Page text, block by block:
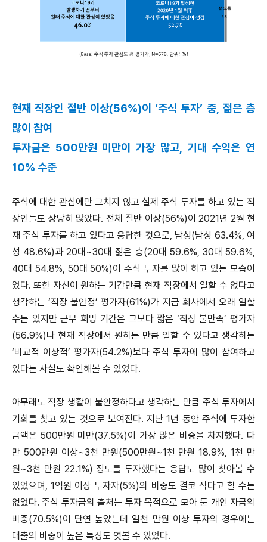
현재 직장인 절반 이상(56%)이 ‘주식 투자’ 중, 젊은 층
많이 참여
투자금은 500만원 미만이 가장 많고, 기대 수익은 연
10% 수준
주식에 대한 관심에만 그치지 않고 실제 주식 투자를 하고 있는 직
장인들도 상당히 많았다. 전체 절반 이상(56%)이 2021년 2월 현
재 주식 투자를 하고 있다고 응답한 것으로, 남성(남성 63.4%, 여
성 48.6%)과 20대~30대 젊은 층(20대 59.6%, 30대 59.6%,
40대 54.8%, 50대 50%)이 주식 투자를 많이 하고 있는 모습이
었다. 또한 자신이 원하는 기간만큼 현재 직장에서 일할 수 없다고
생각하는 ‘직장 불안정’ 평가자(61%)가 지금 회사에서 오래 일할
수는 있지만 근무 희망 기간은 그보다 짧은 ‘직장 불만족’ 평가자
(56.9%)나 현재 직장에서 원하는 만큼 일할 수 있다고 생각하는
‘비교적 이상적’ 평가자(54.2%)보다 주식 투자에 많이 참여하고
있다는 사실도 확인해볼 수 있었다.
아무래도 직장 생활이 불안정하다고 생각하는 만큼 주식 투자에서
기회를 찾고 있는 것으로 보여진다. 지난 1년 동안 주식에 투자한
금액은 500만원 미만(37.5%)이 가장 많은 비중을 차지했다. 다
만 500만원 이상~3천 만원(500만원~1천 만원 18.9%, 1천 만
원~3천 만원 22.1%) 정도를 투자했다는 응답도 많이 찾아볼 수
있었으며, 1억원 이상 투자자(5%)의 비중도 결코 작다고 할 수는
없었다. 주식 투자금의 출처는 투자 목적으로 모아 둔 개인 자금의
비중(70.5%)이 단연 높았는데 일천 만원 이상 투자의 경우에는
대출의 비중이 높은 특징도 엿볼 수 있었다.